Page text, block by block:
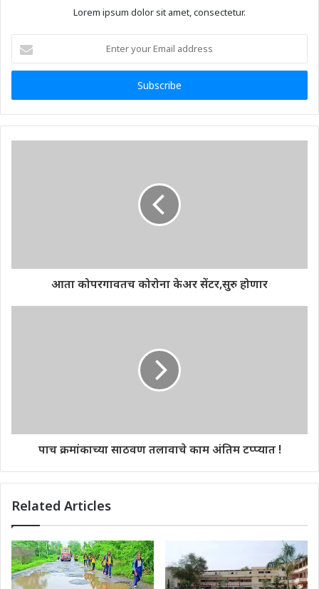
Lorem ipsum dolor sit amet, consectetur.
your
Email
आता कोपरगावतच कोरोना केअर सेंटर,सुरु होणार
पाच क्रमांकाच्या साठवण तलावाचे काम अंतिम टप्प्यात !
Related Articles